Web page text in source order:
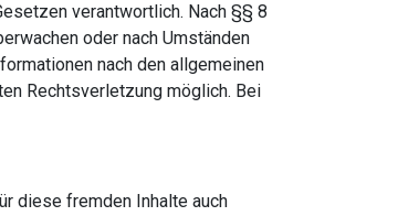
verantwortlich. Nach §§ 8
oder nach Umständen
nach den allgemeinen
Rechtsverletzung möglich. Bei
diese fremden Inhalte auch